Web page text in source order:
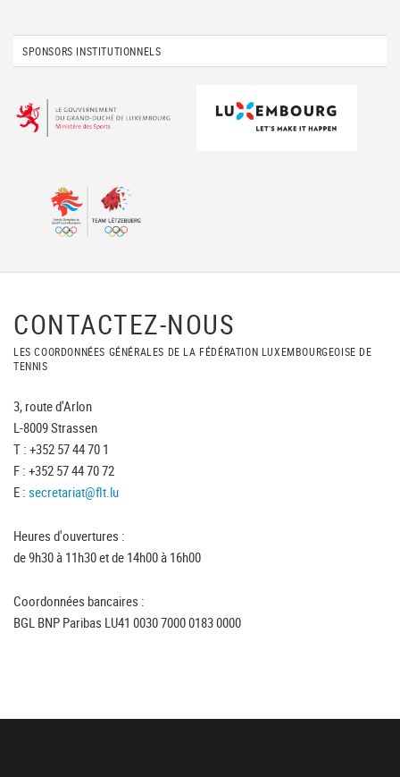
SPONSORS INSTITUTIONNELS
CONTACTEZ-NOUS
LES COORDONNÉES GÉNÉRALES DE LA FÉDÉRATION LUXEMBOURGEOISE DE
TENNIS
3, route d'Arlon
L-8009 Strassen
T : +352 57 44 70 1
F : +352 57 44 70 72
E : secretariat@flt.lu
Heures d'ouvertures :
de 9h30 à 11h30 et de 14h00 à 16h00
Coordonnées bancaires :
BGL BNP Paribas LU41 0030 7000 0183 0000